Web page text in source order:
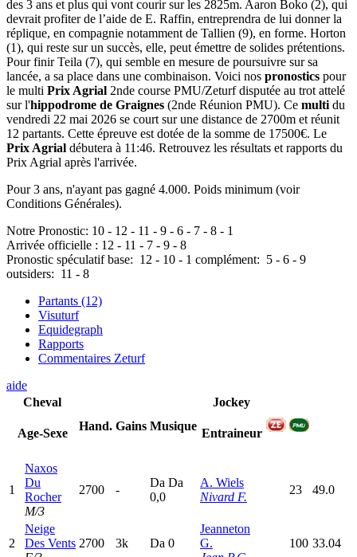
des 3 ans et plus qui vont courir sur les 2825m. Aaron Boko (2), qui
devrait profiter de l’aide de E. Raffin, entreprendra de lui donner la
réplique, en compagnie notamment de Tallien (9), en forme. Horton
(1), qui reste sur un succès, elle, peut émettre de solides prétentions.
Pour finir Teila (7), qui semble en mesure de poursuivre sur sa
lancée, a sa place dans une combinaison. Voici nos pronostics pour
le multi Prix Agrial 2nde course PMU/Zeturf disputée au trot attelé
sur l'hippodrome de Graignes (2nde Réunion PMU). Ce multi du
vendredi 22 mai 2026 se court sur une distance de 2700m et réunit
12 partants. Cette épreuve est dotée de la somme de 17500€. Le
Prix Agrial débutera à 11:46. Retrouvez les résultats et rapports du
Prix Agrial après l'arrivée.
Pour 3 ans, n'ayant pas gagné 4.000. Poids minimum (voir
Conditions Générales).
Notre Pronostic: 10 - 12 - 11 - 9 - 6 - 7 - 8 - 1
Arrivée officielle : 12 - 11 - 7 - 9 - 8
Pronostic spéculatif base: 12 - 10 - 1 complément: 5 - 6 - 9
outsiders: 11 - 8
Partants (12)
Visuturf
Equidegraph
Rapports
Commentaires Zeturf
aide
Cheval
Age-Sexe
Hand. Gains Musique
Jockey
Entraineur
1
Naxos
Du
Rocher
M/3
2700 -
Da Da
0,0
A. Wiels
Nivard F.
23 49.0
2
Neige
Des Vents 2700 3k Da 0
Jeanneton
G.
100 33.04